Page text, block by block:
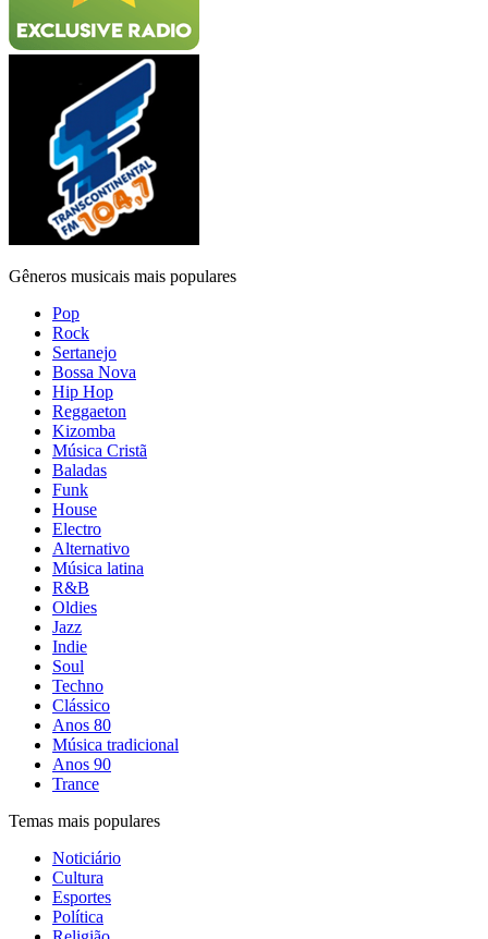
Gêneros musicais mais populares
Pop
Rock
Sertanejo
Bossa Nova
Hip Hop
Reggaeton
Kizomba
Música Cristã
Baladas
Funk
House
Electro
Alternativo
Música latina
R&B
Oldies
Jazz
Indie
Soul
Techno
Clássico
Anos 80
Música tradicional
Anos 90
Trance
Temas mais populares
Noticiário
Cultura
Esportes
Política